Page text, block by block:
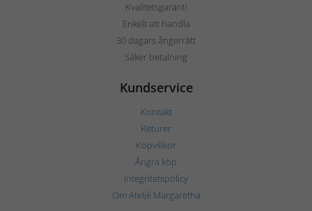
Kvalitetsgaranti
Enkelt att handla
30 dagars ångerrätt
Säker betalning
Kundservice
Kontakt
Returer
Köpvillkor
Ångra köp
Integritetspolicy
Om Ateljé Margaretha